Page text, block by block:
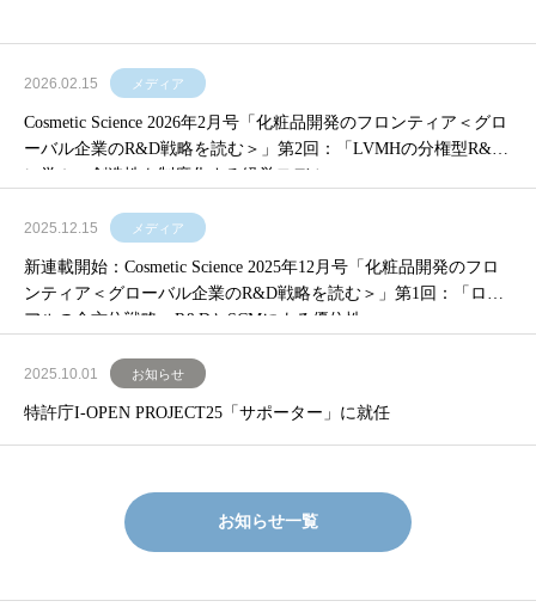
2026.02.15 メディア
Cosmetic Science 2026年2月号「化粧品開発のフロンティア＜グロ
ーバル企業のR&D戦略を読む＞」第2回：「LVMHの分権型R&D
に学ぶ 創造性を制度化する経営モデル」
2025.12.15 メディア
新連載開始：Cosmetic Science 2025年12月号「化粧品開発のフロ
ンティア＜グローバル企業のR&D戦略を読む＞」第1回：「ロレ
アルの全方位戦略 R&DとSCMによる優位性」
2025.10.01 お知らせ
特許庁I-OPEN PROJECT25「サポーター」に就任
お知らせ一覧